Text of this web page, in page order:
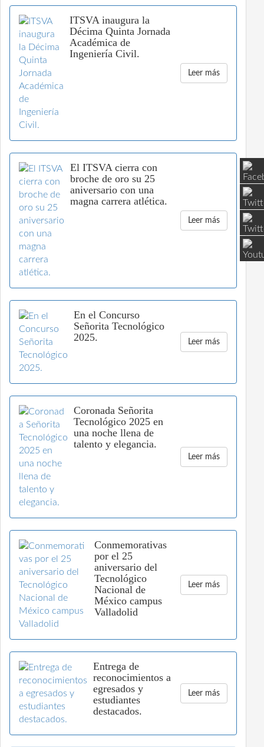
ITSVA inaugura la
Décima Quinta Jornada
Académica de
Ingeniería Civil.
Leer más
El ITSVA cierra con
broche de oro su 25
aniversario con una
magna carrera atlética.
Leer más
En el Concurso
Señorita Tecnológico
2025.
Leer más
Coronada Señorita
Tecnológico 2025 en
una noche llena de
talento y elegancia.
Leer más
Conmemorativas
por el 25
aniversario del
Tecnológico
Nacional de
México campus
Valladolid
Leer más
Entrega de
reconocimientos a
egresados y
estudiantes
destacados.
Leer más